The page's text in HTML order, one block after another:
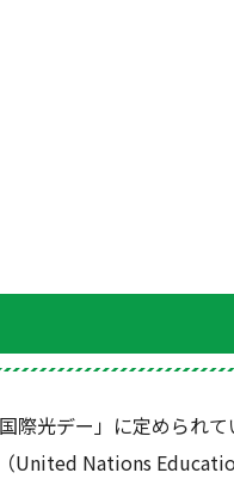
際光デー」に定められ
United Nations